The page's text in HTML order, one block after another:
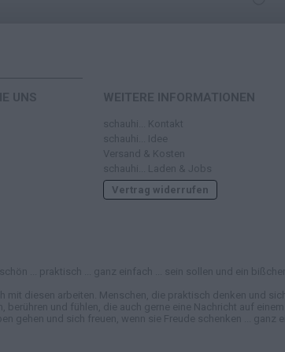
UNS WEITERE INFORMATIONEN
schauhi... Kontakt
schauhi... Idee
Versand & Kosten
schauhi... Laden & Jobs
Vertrag widerrufen
... praktisch ... ganz einfach ... sein sollen und ein
diesen arbeiten. Menschen, die praktisch denken und
und fühlen, die auch gerne eine Nachricht auf
gehen und sich freuen, wenn sie Freude schenken ... ganz